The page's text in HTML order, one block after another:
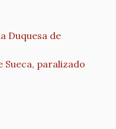
Duquesa de
Sueca, paralizado